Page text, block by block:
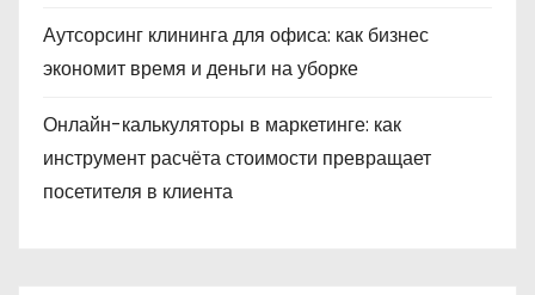
Аутсорсинг клининга для офиса: как бизнес
экономит время и деньги на уборке
Онлайн-калькуляторы в маркетинге: как
инструмент расчёта стоимости превращает
посетителя в клиента